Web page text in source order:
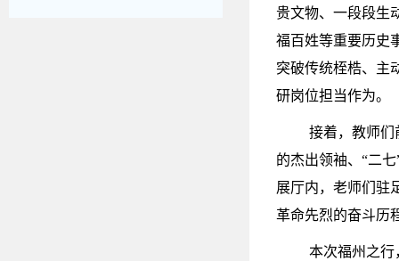
贵文物、一段段生
福百姓等重要历史
突破传统桎梏、主
研岗位担当作为。
接着，教师们
的杰出领袖、“二
展厅内，老师们驻
革命先烈的奋斗历
本次福州之行